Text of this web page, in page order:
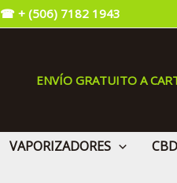
☎ + (506) 7182 1943
ENVÍO GRATUITO A
VAPORIZADORES CBD